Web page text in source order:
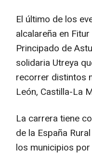
El último de los
alcalareña en
Principado de
solidaria Utreya
recorrer distintos
León, Castilla-La
La carrera tiene
de la España
los municipios